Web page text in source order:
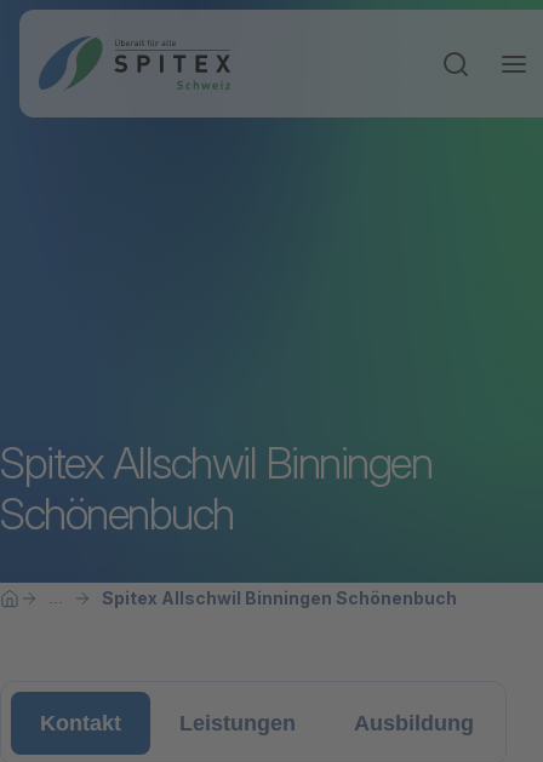
Spitex Allschwil Binningen
Schönenbuch
Breadcrumbnavigation
Sie befinden sich hier:
Home ... Spitex Allschwil Binningen Schönenbuch
Kontakt Leistungen Ausbildung